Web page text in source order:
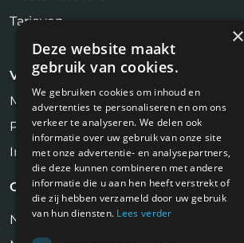
Tarieven
Voor kandidaten
Makelaar Vacatures
Profiel aanmaken
Inschrijven Job Alert
Contact
NiVa Media
×
Deze website maakt
gebruik van cookies.
We gebruiken cookies om inhoud en
advertenties te personaliseren en om ons
verkeer te analyseren. We delen ook
informatie over uw gebruik van onze site
met onze advertentie- en analysepartners,
die deze kunnen combineren met andere
informatie die u aan hen heeft verstrekt of
die zij hebben verzameld door uw gebruik
van hun diensten. Lees verder